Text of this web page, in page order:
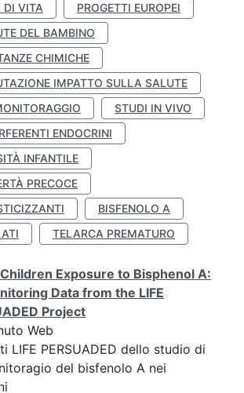
DI VITA
PROGETTI EUROPEI
DEL BAMBINO
CHIMICHE
IMPATTO SULLA SALUTE
STUDI IN VIVO
ENDOCRINI
INFANTILE
PRECOCE
BISFENOLO A
TELARCA PREMATURO
Exposure to Bisphenol A:
Data from the LIFE
Project
Web
LIFE PERSUADED dello studio di
del bisfenolo A nei